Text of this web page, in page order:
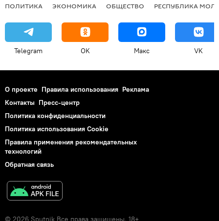
ПОЛИТИКА ЭКОНОМИКА ОБЩЕСТВО РЕСПУБЛИКА
Telegram OK Макс VK
О проекте Правила использования Реклама
Контакты Пресс-центр
Политика конфиденциальности
Политика использования Cookie
Правила применения рекомендательных
технологий
Обратная связь
© 2026 Sputnik Все права защищены. 18+